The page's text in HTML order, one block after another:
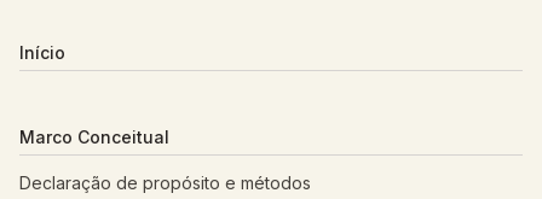
Início
Marco Conceitual
Declaração de propósito e métodos